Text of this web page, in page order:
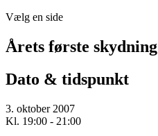
Vælg en side
Årets første skydning
Dato & tidspunkt
3. oktober 2007
Kl. 19:00 - 21:00